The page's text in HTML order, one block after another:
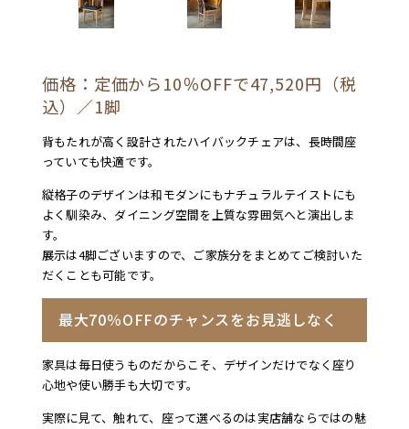
価格：定価から10％OFFで47,520円（税
込）／1脚
背もたれが高く設計されたハイバックチェアは、長時間座
っていても快適です。
縦格子のデザインは和モダンにもナチュラルテイストにも
よく馴染み、ダイニング空間を上質な雰囲気へと演出しま
す。
展示は4脚ございますので、ご家族分をまとめてご検討いた
だくことも可能です。
最大70％OFFのチャンスをお見逃しなく
家具は毎日使うものだからこそ、デザインだけでなく座り
心地や使い勝手も大切です。
実際に見て、触れて、座って選べるのは実店舗ならではの魅